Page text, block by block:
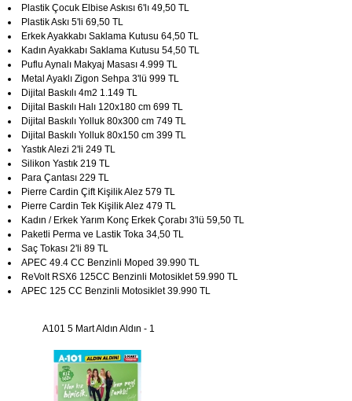
Plastik Çocuk Elbise Askısı 6'lı 49,50 TL
Plastik Askı 5'li 69,50 TL
Erkek Ayakkabı Saklama Kutusu 64,50 TL
Kadın Ayakkabı Saklama Kutusu 54,50 TL
Puflu Aynalı Makyaj Masası 4.999 TL
Metal Ayaklı Zigon Sehpa 3'lü 999 TL
Dijital Baskılı 4m2 1.149 TL
Dijital Baskılı Halı 120x180 cm 699 TL
Dijital Baskılı Yolluk 80x300 cm 749 TL
Dijital Baskılı Yolluk 80x150 cm 399 TL
Yastık Alezi 2'li 249 TL
Silikon Yastık 219 TL
Para Çantası 229 TL
Pierre Cardin Çift Kişilik Alez 579 TL
Pierre Cardin Tek Kişilik Alez 479 TL
Kadın / Erkek Yarım Konç Erkek Çorabı 3'lü 59,50 TL
Paketli Perma ve Lastik Toka 34,50 TL
Saç Tokası 2'li 89 TL
APEC 49.4 CC Benzinli Moped 39.990 TL
ReVolt RSX6 125CC Benzinli Motosiklet 59.990 TL
APEC 125 CC Benzinli Motosiklet 39.990 TL
A101 5 Mart Aldın Aldın - 1